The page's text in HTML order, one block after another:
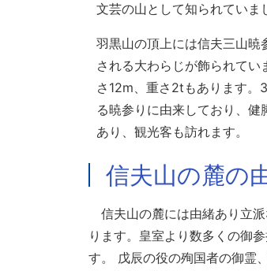
文芸の山として知られていま
羽黒山の頂上には信夫三山暁
される大わらじが飾られてい
さ12m、重さ2tもあります。
る暁参りに由来しており、健
あり、観光客も訪れます。
信夫山の麓の
信夫山の麓には由緒あり立
ります。皇室より数多くの御
す。 戊辰の役の殉国者の御霊